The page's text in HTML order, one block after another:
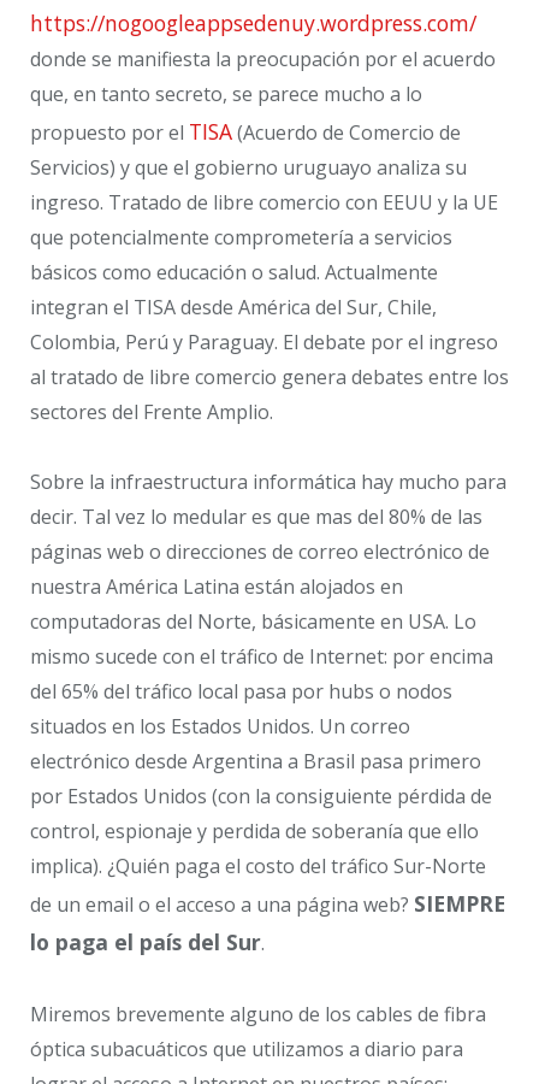
https://nogoogleappsedenuy.wordpress.com/
donde se manifiesta la preocupación por el acuerdo
que, en tanto secreto, se parece mucho a lo
propuesto por el TISA(Acuerdo de Comercio de
Servicios) y que el gobierno uruguayo analiza su
ingreso. Tratado de libre comercio con EEUU y la UE
que potencialmente comprometería a servicios
básicos como educación o salud. Actualmente
integran el TISA desde América del Sur, Chile,
Colombia, Perú y Paraguay. El debate por el ingreso
al tratado de libre comercio genera debates entre los
sectores del Frente Amplio.
Sobre la infraestructura informática hay mucho para
decir. Tal vez lo medular es que mas del 80% de las
páginas web o direcciones de correo electrónico de
nuestra América Latina están alojados en
computadoras del Norte, básicamente en USA. Lo
mismo sucede con el tráfico de Internet: por encima
del 65% del tráfico local pasa por hubs o nodos
situados en los Estados Unidos. Un correo
electrónico desde Argentina a Brasil pasa primero
por Estados Unidos (con la consiguiente pérdida de
control, espionaje y perdida de soberanía que ello
implica). ¿Quién paga el costo del tráfico Sur-Norte
de un email o el acceso a una página web? SIEMPRE
lo paga el país del Sur.
Miremos brevemente alguno de los cables de fibra
óptica subacuáticos que utilizamos a diario para